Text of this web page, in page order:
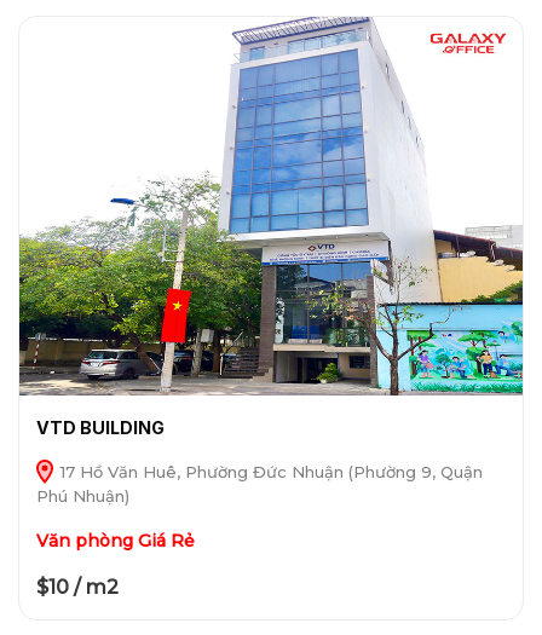
VTD BUILDING
17 Hồ Văn Huê, Phường Đức Nhuận (Phường 9, Quận
Phú Nhuận)
Văn phòng Giá Rẻ
$10 / m2